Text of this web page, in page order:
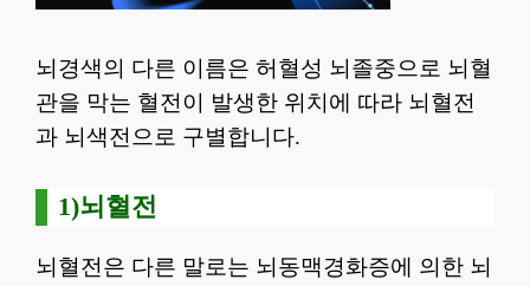
뇌경색의 다른 이름은 허혈성 뇌졸중으로 뇌혈
관을 막는 혈전이 발생한 위치에 따라 뇌혈전
과 뇌색전으로 구별합니다.
1)뇌혈전
뇌혈전은 다른 말로는 뇌동맥경화증에 의한 뇌